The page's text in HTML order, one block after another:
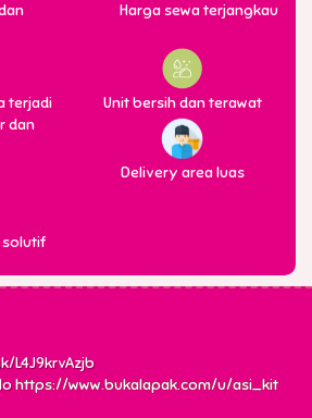
Harga sewa terjangkau
terjadi
dan
Unit bersih dan terawat
Delivery area luas
solutif
L4J9krvAzjb
https://www.bukalapak.com/u/asi_kit